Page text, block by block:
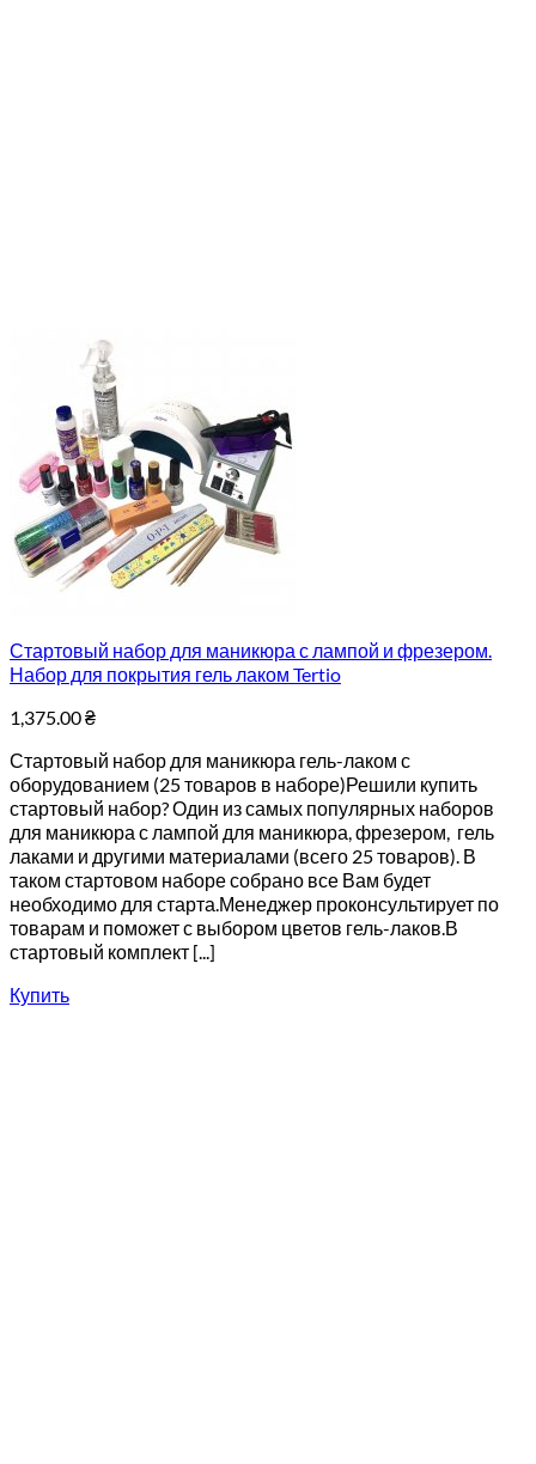
Стартовый набор для маникюра с лампой и фрезером.
Набор для покрытия гель лаком Tertio
1,375.00₴
Стартовый набор для маникюра гель-лаком с
оборудованием (25 товаров в наборе)Решили купить
стартовый набор? Один из самых популярных наборов
для маникюра с лампой для маникюра, фрезером, гель
лаками и другими материалами (всего 25 товаров). В
таком стартовом наборе собрано все Вам будет
необходимо для старта.Менеджер проконсультирует по
товарам и поможет с выбором цветов гель-лаков.В
стартовый комплект [...]
Купить